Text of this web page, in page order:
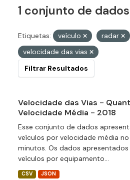
1 conjunto de
Etiquetas: veículo
radar
velocidade das vias
Filtrar Resultados
Velocidade das Vias -
Velocidade Média - 2018
Esse conjunto de dados
veículos por velocidade média no
minutos. Os dados
veículos por equipamento...
CSV JSON